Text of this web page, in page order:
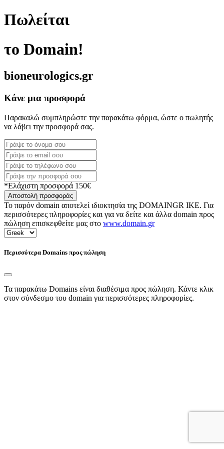
Πωλείται
το Domain!
bioneurologics.gr
Κάνε μια προσφορά
Παρακαλώ συμπληρώστε την παρακάτω φόρμα, ώστε ο πωλητής
να λάβει την προσφορά σας.
*Ελάχιστη προσφορά 150€
Αποστολή προσφοράς
Το παρόν domain αποτελεί ιδιοκτησία της DOMAINGR ΙΚΕ. Για
περισσότερες πληροφορίες και για να δείτε και άλλα domain προς
πώληση επισκεφθείτε μας στο www.domain.gr
Περισσότερα Domains προς πώληση
Τα παρακάτω Domains είναι διαθέσιμα προς πώληση. Κάντε κλικ
στον σύνδεσμο του domain για περισσότερες πληροφορίες.